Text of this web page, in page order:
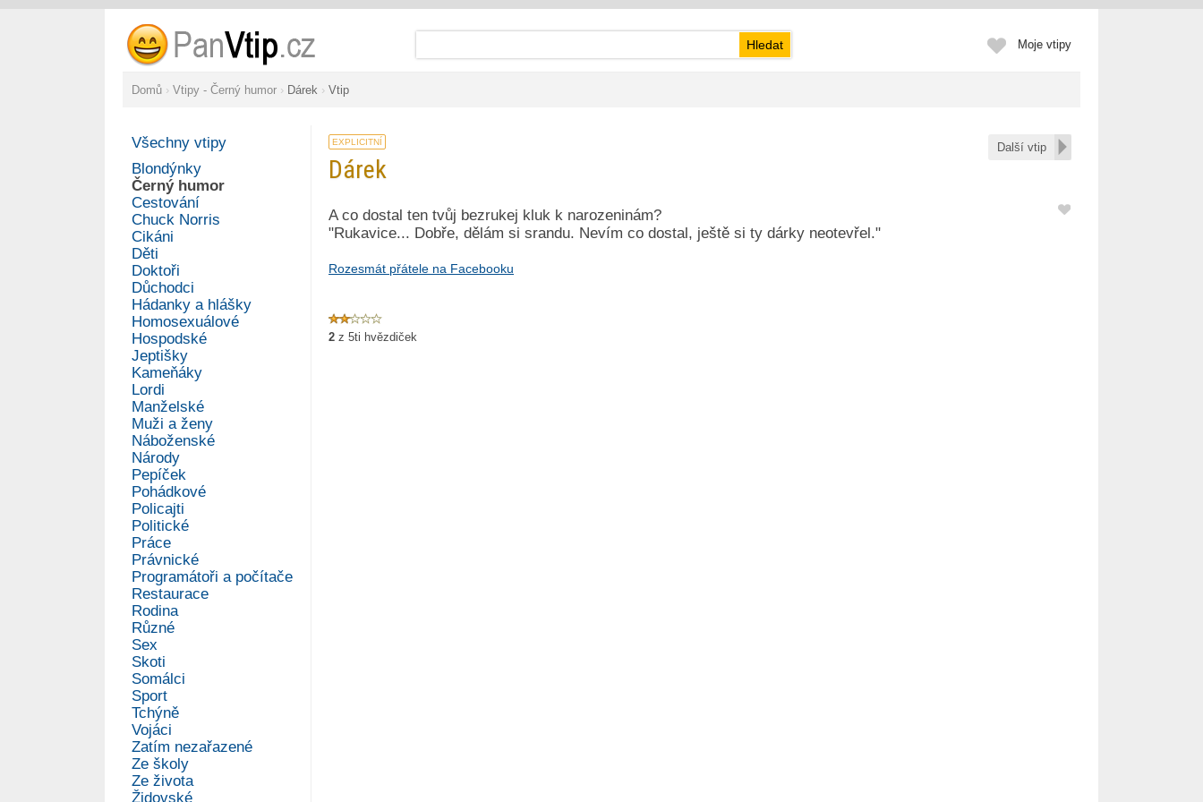
Moje vtipy
Domů › Vtipy - Černý humor › Dárek › Vtip
Všechny vtipy
Blondýnky
Černý humor
Cestování
Chuck Norris
Cikáni
Děti
Doktoři
Důchodci
Hádanky a hlášky
Homosexuálové
Hospodské
Jeptišky
Kameňáky
Lordi
Manželské
Muži a ženy
Náboženské
Národy
Pepíček
Pohádkové
Policajti
Politické
Práce
Právnické
Programátoři a počítače
Restaurace
Rodina
Různé
Sex
Skoti
Somálci
Sport
Tchýně
Vojáci
Zatím nezařazené
Ze školy
Ze života
Židovské
Další vtip
EXPLICITNÍ
Dárek
A co dostal ten tvůj bezrukej kluk k narozeninám?
"Rukavice... Dobře, dělám si srandu. Nevím co dostal, ještě si ty dárky neotevřel."
Rozesmát přátele na Facebooku
2 z 5ti hvězdiček